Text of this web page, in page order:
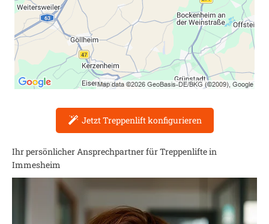
Jetzt Treppenlift konfigurieren
Ihr persönlicher Ansprechpartner für Treppenlifte in
Immesheim